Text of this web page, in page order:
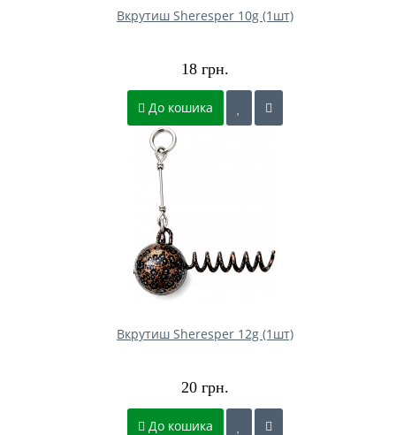
Вкрутиш Sheresper 10g (1шт)
18 грн.
До кошика
Вкрутиш Sheresper 12g (1шт)
20 грн.
До кошика